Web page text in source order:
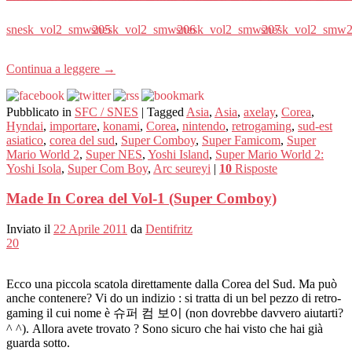
snesk_vol2_smw205snesk_vol2_smw206snesk_vol2_smw207
Continua a leggere →
Pubblicato in SFC / SNES | Tagged Asia, Asia, axelay, Corea,
Hyndai, importare, konami, Corea, nintendo, retrogaming, sud-est
asiatico, corea del sud, Super Comboy, Super Famicom, Super
Mario World 2, Super NES, Yoshi Island, Super Mario World 2:
Yoshi Isola, Super Com Boy, Arc seureyi | 10 Risposte
Made In Corea del Vol-1 (Super Comboy)
Inviato il 22 Aprile 2011 da Dentifritz
20
Ecco una piccola scatola direttamente dalla Corea del Sud. Ma può
anche contenere? Vi do un indizio : si tratta di un bel pezzo di retro-
gaming il cui nome è 슈퍼 컴 보이 (non dovrebbe davvero aiutarti?
^ ^). Allora avete trovato ? Sono sicuro che hai visto che hai già
guarda sotto.